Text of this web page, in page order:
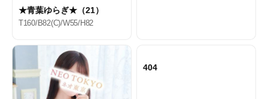
★青葉ゆらぎ★（21）
T160/B82(C)/W55/H82
404